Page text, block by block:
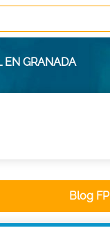
EN GRANADA
Blog FP